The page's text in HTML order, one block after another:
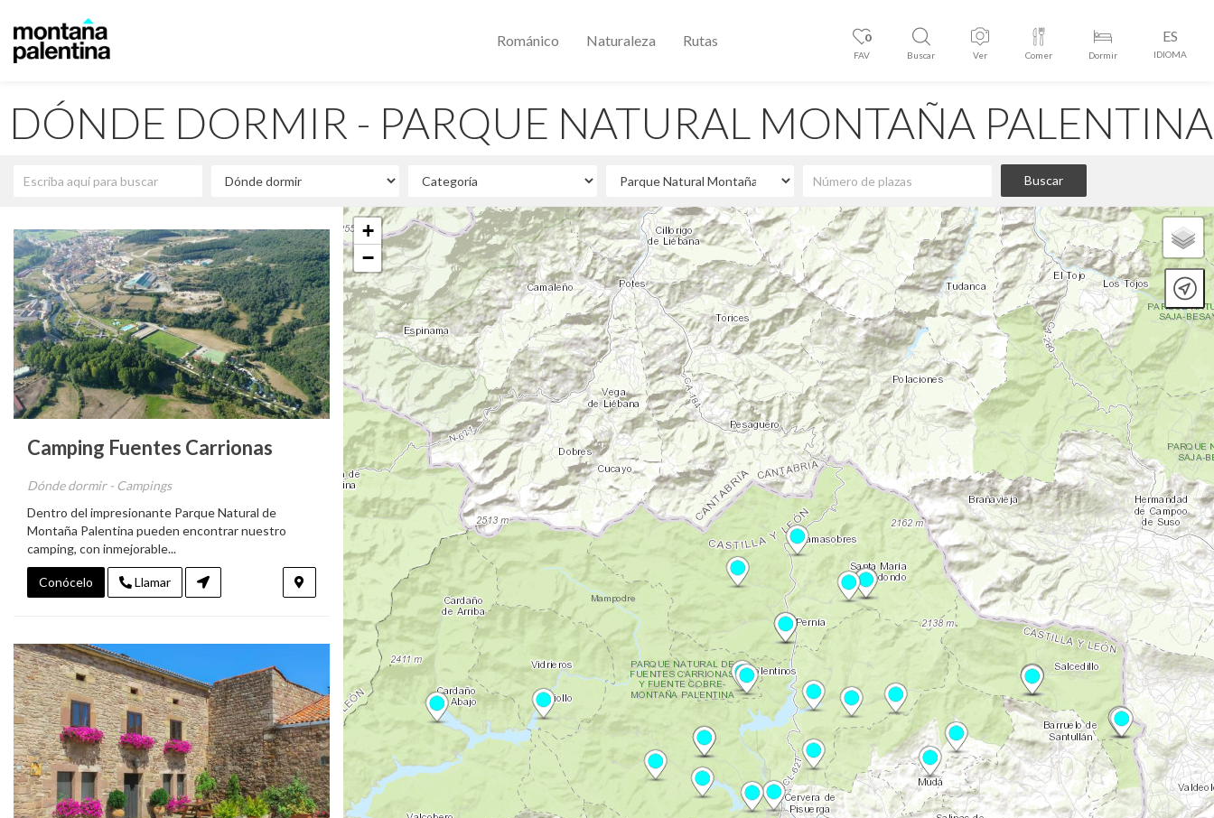
0
FAV Buscar Ver Comer Dormir
ES
IDIOMA
Románico Naturaleza Rutas
DÓNDE DORMIR - PARQUE NATURAL MONTAÑA PALENTINA
Camping Fuentes Carrionas
Dónde dormir - Campings
Dentro del impresionante Parque Natural de
Montaña Palentina pueden encontrar nuestro
camping, con inmejorable...
Conócelo Llamar
+
−